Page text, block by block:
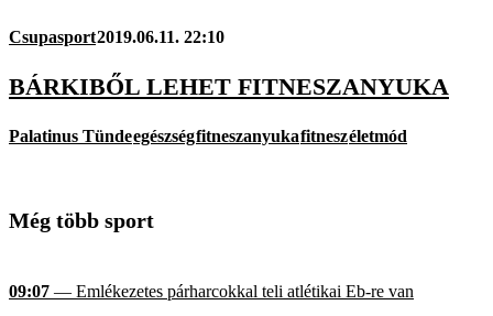
Csupasport2019.06.11. 22:10
BÁRKIBŐL LEHET FITNESZANYUKA
Palatinus Tündeegészségfitneszanyukafitneszéletmód
Még több sport
09:07 — Emlékezetes párharcokkal teli atlétikai Eb-re van